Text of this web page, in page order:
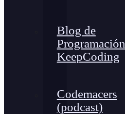
Blog de
Programación
KeepCoding
Codemacers
(podcast)